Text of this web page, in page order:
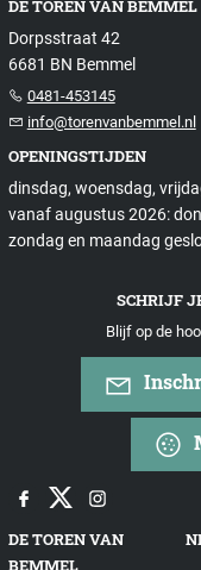
DE TOREN VAN BEMMEL
Dorpsstraat 42
6681 BN Bemmel
0481-453145
info@torenvanbemmel.nl
OPENINGSTIJDEN
dinsdag, woensdag,
vanaf augustus 2026:
zondag en maandag
SCHRIJF
Blijf op de
DE TOREN VAN
BEMMEL